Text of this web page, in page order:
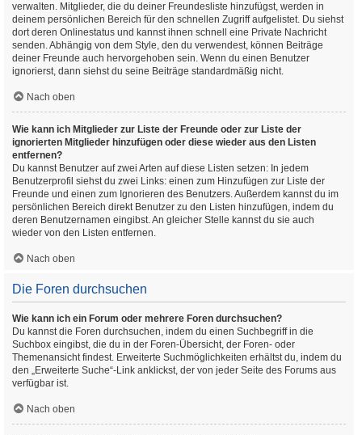
verwalten. Mitglieder, die du deiner Freundesliste hinzufügst, werden in
deinem persönlichen Bereich für den schnellen Zugriff aufgelistet. Du siehst
dort deren Onlinestatus und kannst ihnen schnell eine Private Nachricht
senden. Abhängig von dem Style, den du verwendest, können Beiträge
deiner Freunde auch hervorgehoben sein. Wenn du einen Benutzer
ignorierst, dann siehst du seine Beiträge standardmäßig nicht.
Nach oben
Wie kann ich Mitglieder zur Liste der Freunde oder zur Liste der
ignorierten Mitglieder hinzufügen oder diese wieder aus den Listen
entfernen?
Du kannst Benutzer auf zwei Arten auf diese Listen setzen: In jedem
Benutzerprofil siehst du zwei Links: einen zum Hinzufügen zur Liste der
Freunde und einen zum Ignorieren des Benutzers. Außerdem kannst du im
persönlichen Bereich direkt Benutzer zu den Listen hinzufügen, indem du
deren Benutzernamen eingibst. An gleicher Stelle kannst du sie auch
wieder von den Listen entfernen.
Nach oben
Die Foren durchsuchen
Wie kann ich ein Forum oder mehrere Foren durchsuchen?
Du kannst die Foren durchsuchen, indem du einen Suchbegriff in die
Suchbox eingibst, die du in der Foren-Übersicht, der Foren- oder
Themenansicht findest. Erweiterte Suchmöglichkeiten erhältst du, indem du
den „Erweiterte Suche“-Link anklickst, der von jeder Seite des Forums aus
verfügbar ist.
Nach oben